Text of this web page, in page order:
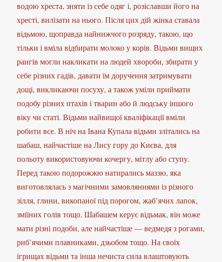
водою хреста, зняти із себе одяг і, розіславши його на
хресті, вилізати на нього. Після цих дій жінка ставала
відьмою, щоправда найнижчого розряду, такою, що
тільки і вміла відбирати молоко у корів. Відьми вищих
рангів могли накликати на людей хвороби, збирати у
себе різних гадів, давати їм доручення затримувати
дощі, викликаючи посуху, а також уміли приймати
подобу різних птахів і тварин або й людську іншого
віку чи статі. Відьми найвищої кваліфікації вміли
робити все. В ніч на Івана Купала відьми злітались на
шабаш, найчастіше на Лису гору до Києва, для
польоту використовуючи кочергу, мітлу або ступу.
Перед такою подорожжю натирались маззю, яка
виготовлялась з магічними замовляннями із різного
зілля, глини, викопаної під порогом, жаб’ячих лапок,
зміїних голів тощо. Шабашем керує відьмак, він може
мати різні подоби, але найчастіше — ведмедя з рогами,
риб’ячими плавниками, дзьобом тощо. На своїх
ігрищах відьми та інша нечиста сила влаштовують